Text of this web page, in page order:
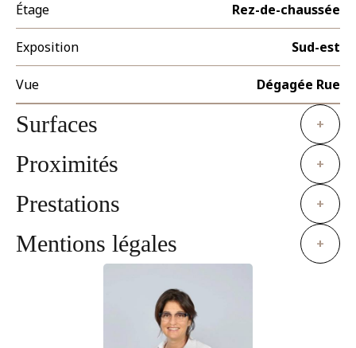
Étage Rez-de-chaussée
Exposition Sud-est
Vue Dégagée Rue
Surfaces +
Proximités +
Prestations +
Mentions légales +